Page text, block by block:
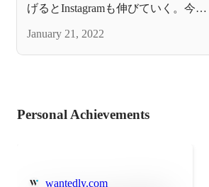
げるとInstagramも伸びていく。今の
要
January 21, 2022
Personal Achievements
wantedly.com